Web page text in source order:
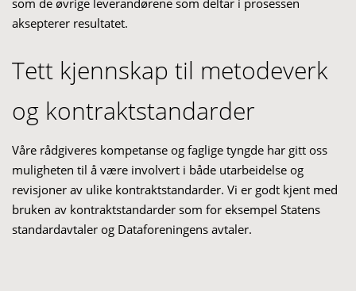
som de øvrige leverandørene som deltar i prosessen
aksepterer resultatet.
Tett kjennskap til metodeverk
og kontraktstandarder
Våre rådgiveres kompetanse og faglige tyngde har gitt oss
muligheten til å være involvert i både utarbeidelse og
revisjoner av ulike kontraktstandarder. Vi er godt kjent med
bruken av kontraktstandarder som for eksempel Statens
standardavtaler og Dataforeningens avtaler.